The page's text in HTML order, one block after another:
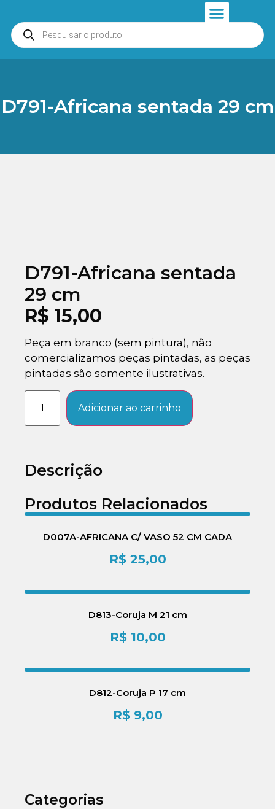
D791-Africana sentada 29 cm
D791-Africana sentada
29 cm
R$ 15,00
Peça em branco (sem pintura), não
comercializamos peças pintadas, as peças
pintadas são somente ilustrativas.
Adicionar ao carrinho
Descrição
Produtos Relacionados
D007A-AFRICANA C/ VASO 52 CM CADA
R$25,00
D813-Coruja M 21 cm
R$10,00
D812-Coruja P 17 cm
R$9,00
Categorias